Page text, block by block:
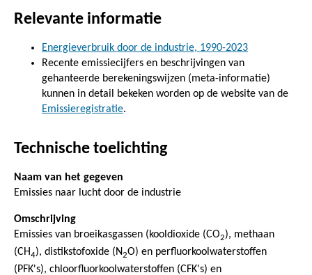
Relevante informatie
Energieverbruik door de industrie, 1990-2023
Recente emissiecijfers en beschrijvingen van
gehanteerde berekeningswijzen (meta-informatie)
kunnen in detail bekeken worden op de website van de
Emissieregistratie.
Technische toelichting
Naam van het gegeven
Emissies naar lucht door de industrie
Omschrijving
Emissies van broeikasgassen (kooldioxide (CO2), methaan
(CH4), distikstofoxide (N2O) en perfluorkoolwaterstoffen
(PFK's), chloorfluorkoolwaterstoffen (CFK's) en